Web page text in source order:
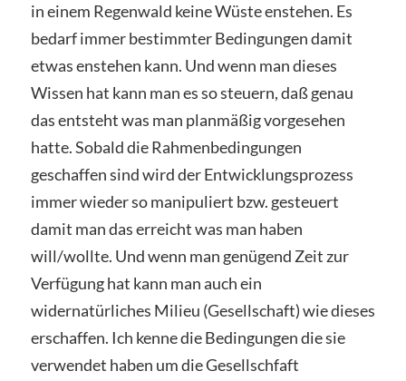
in einem Regenwald keine Wüste enstehen. Es
bedarf immer bestimmter Bedingungen damit
etwas enstehen kann. Und wenn man dieses
Wissen hat kann man es so steuern, daß genau
das entsteht was man planmäßig vorgesehen
hatte. Sobald die Rahmenbedingungen
geschaffen sind wird der Entwicklungsprozess
immer wieder so manipuliert bzw. gesteuert
damit man das erreicht was man haben
will/wollte. Und wenn man genügend Zeit zur
Verfügung hat kann man auch ein
widernatürliches Milieu (Gesellschaft) wie dieses
erschaffen. Ich kenne die Bedingungen die sie
verwendet haben um die Gesellschfaft